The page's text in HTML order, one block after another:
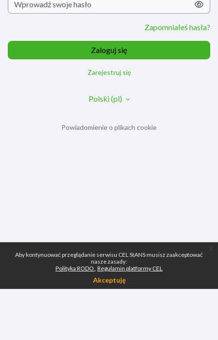
Aby kontynuować przeglądanie serwisu CEL StANS musisz zaakceptować
nasze zasady:
Polityka RODO Regulamin platformy CEL
Akceptuję
Zapomniałeś hasła?
Zaloguj się
Zarejestruj się
Polski ‎(pl)‎
Powiadomienie o plikach cookie